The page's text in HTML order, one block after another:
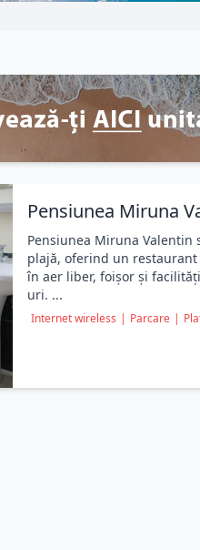
Pensiunea Miruna
Pensiunea Miruna Valentin
plajă, oferind un
în aer liber, foișor și
uri. ...
Internet wireless | Parcare |